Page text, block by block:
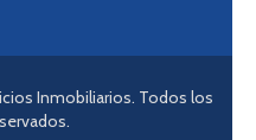
Inmobiliarios. Todos los